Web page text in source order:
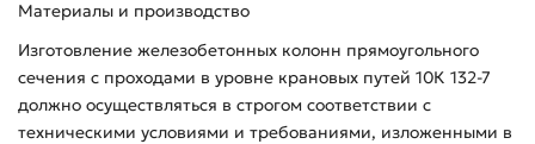
Материалы и производство
Изготовление железобетонных колонн прямоугольного
сечения с проходами в уровне крановых путей 10К 132-7
должно осуществляться в строгом соответствии с
техническими условиями и требованиями, изложенными в